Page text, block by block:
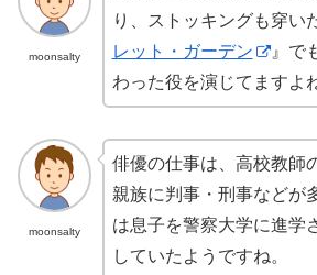
moonsalty
り、ストッキングも穿い
レット・ガーデン
』で
わった役を演じてますよ
moonsalty
俳優の仕事は、高校教師
親族に判事・刑事などが
は息子を警察大学に進学
していたようですね。